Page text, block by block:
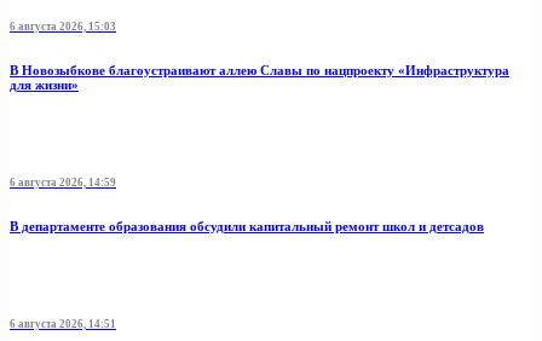
6 августа 2026, 15:03
В Новозыбкове благоустраивают аллею Славы по нацпроекту «Инфраструктура
для жизни»
6 августа 2026, 14:59
В департаменте образования обсудили капитальный ремонт школ и детсадов
6 августа 2026, 14:51